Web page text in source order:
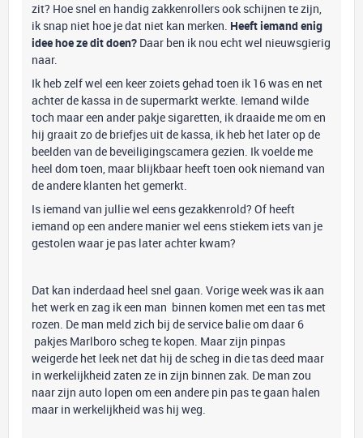
zit? Hoe snel en handig zakkenrollers ook schijnen te zijn,
ik snap niet hoe je dat niet kan merken. Heeft iemand enig
idee hoe ze dit doen? Daar ben ik nou echt wel nieuwsgierig
naar.
Ik heb zelf wel een keer zoiets gehad toen ik 16 was en net
achter de kassa in de supermarkt werkte. Iemand wilde
toch maar een ander pakje sigaretten, ik draaide me om en
hij graait zo de briefjes uit de kassa, ik heb het later op de
beelden van de beveiligingscamera gezien. Ik voelde me
heel dom toen, maar blijkbaar heeft toen ook niemand van
de andere klanten het gemerkt.
Is iemand van jullie wel eens gezakkenrold? Of heeft
iemand op een andere manier wel eens stiekem iets van je
gestolen waar je pas later achter kwam?
Dat kan inderdaad heel snel gaan. Vorige week was ik aan
het werk en zag ik een man binnen komen met een tas met
rozen. De man meld zich bij de service balie om daar 6
pakjes Marlboro scheg te kopen. Maar zijn pinpas
weigerde het leek net dat hij de scheg in die tas deed maar
in werkelijkheid zaten ze in zijn binnen zak. De man zou
naar zijn auto lopen om een andere pin pas te gaan halen
maar in werkelijkheid was hij weg.